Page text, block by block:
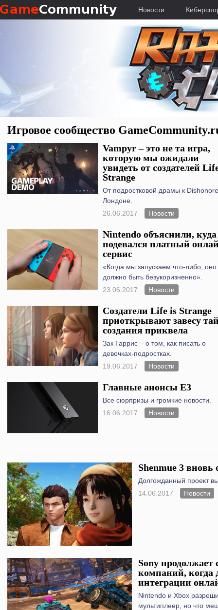
Новости
Игровое сообщество
Vampyr – это не та игра,
которую мы ожидали
увидеть от создателей
Strange
От подростковой драмы к
Лондоне.
26.06.2017
Новости
Nintendo объяснили, куда
подевался платный
сервис
«Когда мы запускаем что-либо, оно
должно быть безукоризненно».
23.06.2017
Новости
Создатели Life is Strange
приоткрывают завесу
создания приквела
Зак Гаррис – о том, как писать о
девочках-подростках.
19.06.2017
Новости
Главные анонсы Е3
Все сюрпризы и громкие новости.
16.06.2017
Новости
Shenmue 3 вновь
Долгожданный проект
14.06.2017
Новости
Sony продолжает
компаний, когда
интеграции
Nintendo и Xbox
мультиплеер, но что